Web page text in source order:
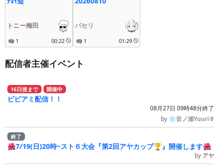
トニー梅田
1 00:22
パセリ
1 01:29
配信者主催イベント
16日後まで 開催中
ビビアミ配信！！
08月27日 09時48分終了
by ❄音ノ瀬Yuuri✞
終了
🌺7/19(日)20時~スト６大会『第2回アヤカップ🏆』開催します🌺
by アヤ